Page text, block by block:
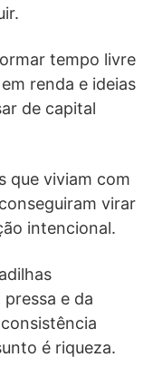
tempo livre
renda e ideias
de capital
que viviam com
virar
intencional.
e da
é riqueza.